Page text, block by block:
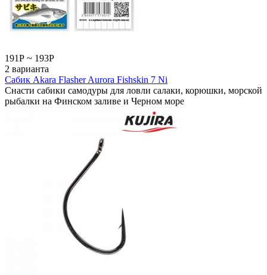
191Р ~ 193Р
2 варианта
Сабик Akara Flasher Aurora Fishskin 7 Ni
Снасти сабики самодуры для ловли салаки, корюшки, морской
рыбалки на Финском заливе и Черном море